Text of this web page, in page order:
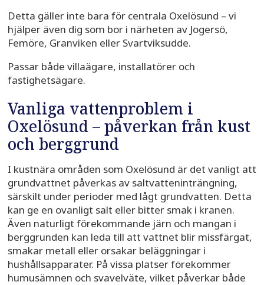
Detta gäller inte bara för centrala Oxelösund – vi
hjälper även dig som bor i närheten av Jogersö,
Femöre, Granviken eller Svartviksudde.
Passar både villaägare, installatörer och
fastighetsägare.
Vanliga vattenproblem i
Oxelösund – påverkan från kust
och berggrund
I kustnära områden som Oxelösund är det vanligt att
grundvattnet påverkas av saltvatteninträngning,
särskilt under perioder med lågt grundvatten. Detta
kan ge en ovanligt salt eller bitter smak i kranen.
Även naturligt förekommande järn och mangan i
berggrunden kan leda till att vattnet blir missfärgat,
smakar metall eller orsakar beläggningar i
hushållsapparater. På vissa platser förekommer
humusämnen och svavelväte, vilket påverkar både